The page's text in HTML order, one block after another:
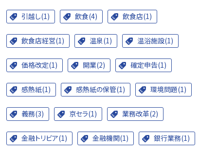
引越し(1) 飲食(4) 飲食店(1)
飲食店経営(1) 温泉(1) 温浴施設(1)
価格改定(1) 開業(2) 確定申告(1)
感熱紙(1) 感熱紙の保管(1) 環境問題(1)
義務(3) 京セラ(1) 業務改革(2)
金融トリビア(1) 金融機関(1) 銀行業務(1)